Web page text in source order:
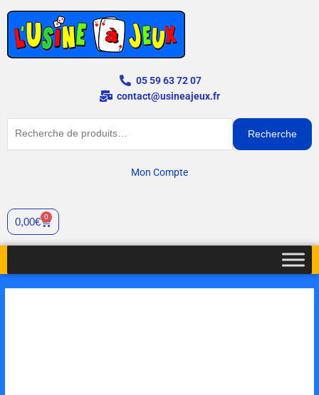
contenu
05 59 63 72 07
contact@usineajeux.fr
Recherche
Mon Compte
0,00€ 0
Panier